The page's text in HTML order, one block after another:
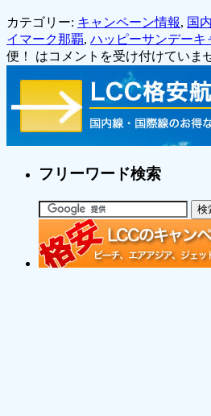
カテゴリー: キャンペーン情報, 国
イマーク那覇, ハッピーサンデーキ
便！ はコメントを受け付けていま
フリーワード検索